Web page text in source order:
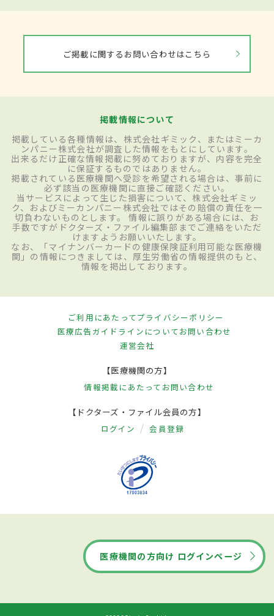
ご掲載に関するお問い合わせはこちら
掲載情報について
掲載している各種情報は、株式会社ギミック、またはミーカ
ンパニー株式会社が調査した情報をもとにしています。
出来るだけ正確な情報掲載に努めておりますが、内容を完全
に保証するものではありません。
掲載されている医療機関へ受診を希望される場合は、事前に
必ず該当の医療機関に直接ご確認ください。
当サービスによって生じた損害について、株式会社ギミッ
ク、およびミーカンパニー株式会社ではその賠償の責任を一
切負わないものとします。 情報に誤りがある場合には、お
手数ですがドクターズ・ファイル編集部までご連絡をいただ
けますようお願いいたします。
なお、「マイナンバーカードの健康保険証利用可能な医療機
関」の情報につきましては、厚生労働省の情報提供のもと、
情報を掲出しております。
ご利用にあたってプライバシーポリシー
医療広告ガイドラインについてお問い合わせ
運営会社
【医療機関の方】
情報掲載にあたって お問い合わせ
【ドクターズ・ファイル会員の方】
ログイン 会員登録
医療機関の方向け ログインページ